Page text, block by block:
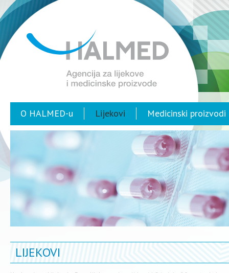
O HALMED-u Lijekovi Medicinski proizvodi
LIJEKOVI